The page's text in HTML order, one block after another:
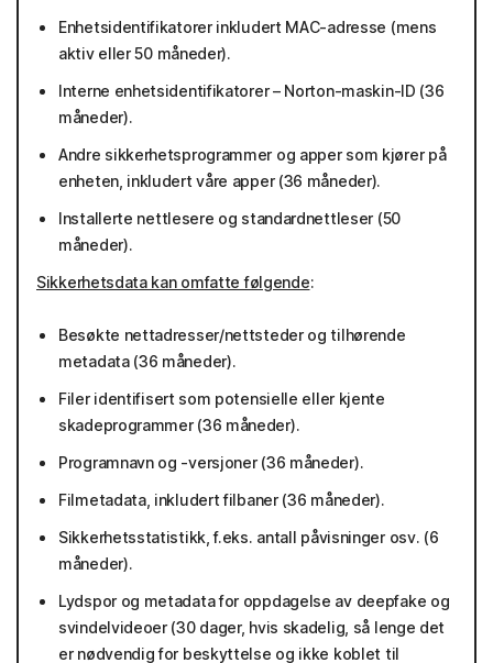
Enhetsidentifikatorer inkludert MAC-adresse (mens
aktiv eller 50 måneder).
Interne enhetsidentifikatorer – Norton-maskin-ID (36
måneder).
Andre sikkerhetsprogrammer og apper som kjører på
enheten, inkludert våre apper (36 måneder).
Installerte nettlesere og standardnettleser (50
måneder).
Sikkerhetsdata kan omfatte følgende:
Besøkte nettadresser/nettsteder og tilhørende
metadata (36 måneder).
Filer identifisert som potensielle eller kjente
skadeprogrammer (36 måneder).
Programnavn og -versjoner (36 måneder).
Filmetadata, inkludert filbaner (36 måneder).
Sikkerhetsstatistikk, f.eks. antall påvisninger osv. (6
måneder).
Lydspor og metadata for oppdagelse av deepfake og
svindelvideoer (30 dager, hvis skadelig, så lenge det
er nødvendig for beskyttelse og ikke koblet til